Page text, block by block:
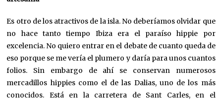
Es otro de los atractivos de la isla. No deberíamos olvidar que
no hace tanto tiempo Ibiza era el paraíso hippie por
excelencia. No quiero entrar en el debate de cuanto queda de
eso porque se me vería el plumero y daría para unos cuantos
folios. Sin embargo de ahí se conservan numerosos
mercadillos hippies como el de las Dalias, uno de los más
conocidos. Está en la carretera de Sant Carles, en el